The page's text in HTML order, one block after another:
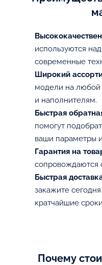
используются
современные
Широкий
модели на любой
и наполнителям.
Быстрая
помогут
ваши параметры
Гарантия на
сопровождаются
Быстрая
закажите
кратчайшие
Почему